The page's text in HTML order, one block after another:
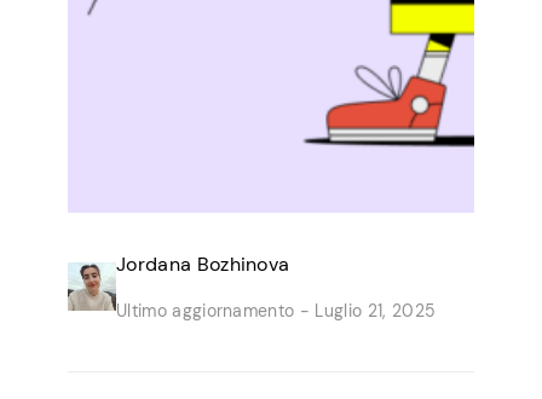
Jordana Bozhinova
Ultimo aggiornamento - Luglio 21, 2025